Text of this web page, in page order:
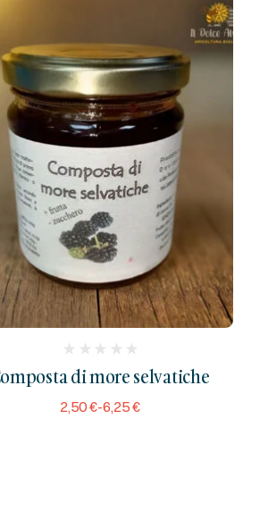
di more selvatiche
reviews)
2,50€-6,25€